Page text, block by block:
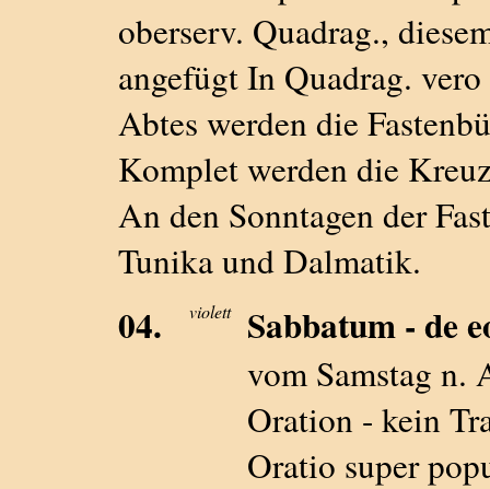
oberserv. Quadrag.,
angefügt In Quadrag.
Abtes werden die
Komplet werden die
An den Sonntagen der
Tunika und Dalmatik.
04. violett Sabbatum - de
vom Samstag
Oration - kein
Oratio super